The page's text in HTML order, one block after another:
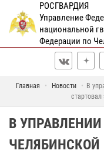
РОСГВАРДИЯ
Управление
национальной
Федерации по
Главная Новости
В
В
ЧЕЛЯБИНСКОЙ